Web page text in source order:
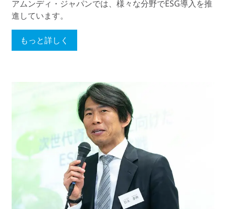
アムンディ・ジャパンでは、様々な分野でESG導入を推
進しています。
もっと詳しく